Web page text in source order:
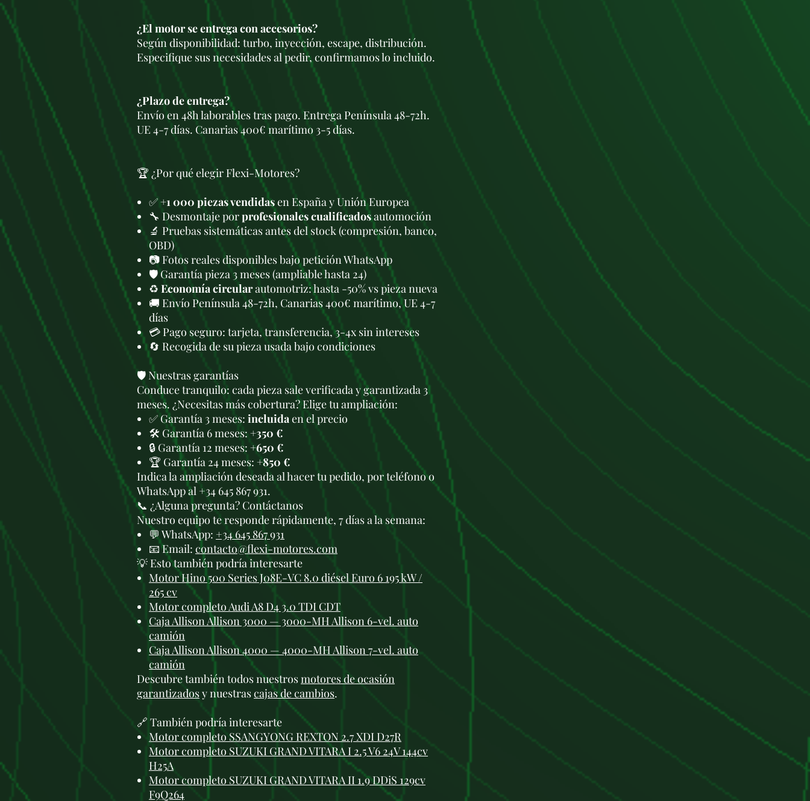
¿El motor se entrega con accesorios?
Según disponibilidad: turbo, inyección, escape, distribución.
Especifique sus necesidades al pedir, confirmamos lo incluido.
¿Plazo de entrega?
Envío en 48h laborables tras pago. Entrega Península 48-72h.
UE 4-7 días. Canarias 400€ marítimo 3-5 días.
🏆 ¿Por qué elegir Flexi-Motores?
✅+1 000 piezas vendidasen España y Unión Europea
🔧 Desmontaje porprofesionales cualificadosautomoción
🔬 Pruebas sistemáticas antes del stock (compresión, banco,
OBD)
📷 Fotos reales disponibles bajo petición WhatsApp
🛡️ Garantía pieza 3 meses (ampliable hasta 24)
♻️ Economía circularautomotriz: hasta -50% vs pieza nueva
🚚 Envío Península 48-72h, Canarias 400€ marítimo, UE 4-7
días
💳 Pago seguro: tarjeta, transferencia, 3-4x sin intereses
🔄 Recogida de su pieza usada bajo condiciones
🛡️ Nuestras garantías
Conduce tranquilo: cada pieza sale verificada y garantizada 3
meses. ¿Necesitas más cobertura? Elige tu ampliación:
✅ Garantía 3 meses: incluidaen el precio
🛠️ Garantía 6 meses:+350 €
🔒 Garantía 12 meses: +650 €
🏆 Garantía 24 meses: +850 €
Indica la ampliación deseada al hacer tu pedido, por teléfono o
WhatsApp al +34 645 867 931.
📞 ¿Alguna pregunta? Contáctanos
Nuestro equipo te responde rápidamente, 7 días a la semana:
💬 WhatsApp: +34 645 867 931
📧 Email: contacto@flexi-motores.com
💡 Esto también podría interesarte
Motor Hino 500 Series J08E-VC 8.0 diésel Euro 6 195 kW /
265 cv
Motor completo Audi A8 D4 3.0 TDI CDT
Caja Allison Allison 3000 — 3000-MH Allison 6-vel. auto
camión
Caja Allison Allison 4000 — 4000-MH Allison 7-vel. auto
camión
Descubre también todos nuestrosmotores de ocasión
garantizadosy nuestrascajas de cambios.
🔗 También podría interesarte
Motor completo SSANGYONG REXTON 2.7 XDI D27R
Motor completo SUZUKI GRAND VITARA I 2.5 V6 24V 144cv
H25A
Motor completo SUZUKI GRAND VITARA II 1.9 DDiS 129cv
F9Q264
Fiabilidad y Problemas Comunes:
El motor D20DT tiene una reputación mixta en cuanto a
fiabilidad. Si bien muchos propietarios lo consideran un
motor robusto y eficiente, se han reportado algunos
problemas comunes que pueden surgir, especialmente si
no se realiza un mantenimiento adecuado. Entre los
problemas más habituales se encuentran:
Problemas con el EGR (Válvula de recirculación de
gases de escape):
el tiempo debido a la acumulación de carbonilla. Esto
puede llevar a una pérdida de potencia, mayor
consumo de combustible y posibles fallos en las
pruebas de emisiones.
Los inyectores del sistema Common Rail
son sensibles a la calidad del combustible. Si se usa
combustible de mala calidad o con impurezas, los
inyectores pueden fallar prematuramente, lo que lleva
a problemas de arranque o pérdida de potencia.
Aunque el turbocompresor VGT es
generalmente confiable, puede fallar si no se sigue el
mantenimiento adecuado, especialmente en lo que
respecta a los intervalos de cambio de aceite. El aceite
de baja calidad o intervalos de cambio demasiado
Problemas con el sensor de presión de combustible:
A veces, este sensor puede fallar, lo que provoca que
el motor entre en un "modo de emergencia" con una
potencia limitada para evitar daños graves.
Se han reportado fugas de aceite
alrededor de la tapa de válvulas y otros puntos de
sellado, especialmente en vehículos con mayor
adecuado y seguir los intervalos recomendados por el
inspeccionada y limpiada periódicamente para evitar
obstrucciones. Esto es especialmente importante en
vehículos que realizan muchos trayectos cortos,
donde la acumulación de carbonilla es más frecuente.
Revisión del DPF:
es importante realizar trayectos más largos y a
velocidad constante de vez en cuando para permitir la
regeneración del filtro. Ignorar esto puede llevar a
una obstrucción del DPF y costosas reparaciones.
Revisión de los inyectores:
Los inyectores deben ser
revisados regularmente para asegurarse de que
funcionen correctamente y no haya fugas. La limpieza
del sistema de inyección también es recomendable en
intervalos de mantenimiento mayores.
Correa de distribución:
Aunque el D20DT utiliza
cadena de distribución en lugar de correa, lo que
suele ser más duradero, se recomienda una
inspección regular para asegurar que no haya
desgaste o estiramiento excesivo de la cadena.
7.
Buen par motor a bajas revoluciones:
turbocompresión de geometría variable, el motor